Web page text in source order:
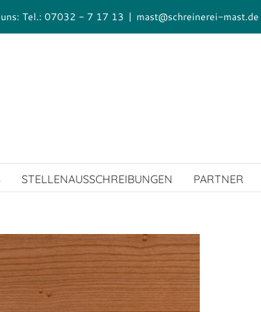
uns: Tel.: 07032 - 7 17 13 | mast@schreinerei-mast.de
STELLENAUSSCHREIBUNGEN PARTNER